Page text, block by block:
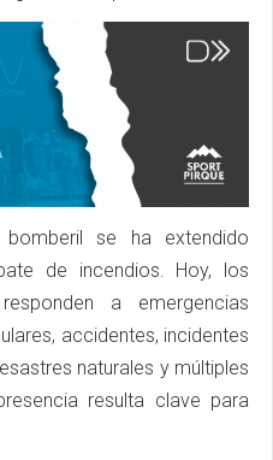
se ha extendido
de incendios. Hoy, los
a emergencias
accidentes, incidentes
naturales y múltiples
resulta clave para